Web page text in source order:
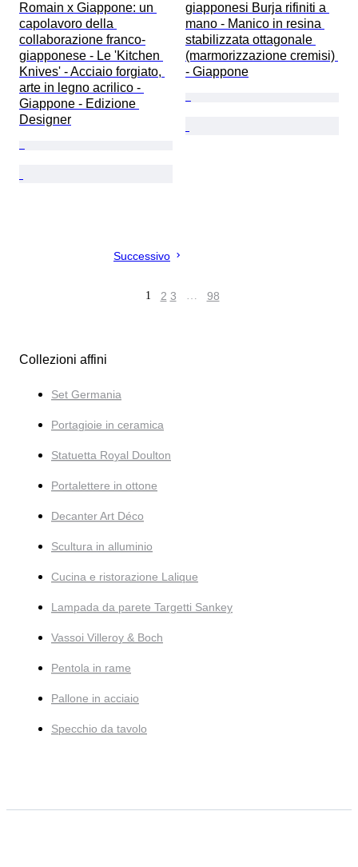
Romain x Giappone: un
capolavoro della
collaborazione franco-
giapponese - Le 'Kitchen
Knives' - Acciaio forgiato,
arte in legno acrilico -
Giappone - Edizione
Designer
giapponesi Burja rifiniti a
mano - Manico in resina
stabilizzata ottagonale
(marmorizzazione cremisi)
- Giappone
Successivo
1 2 3 … 98
Collezioni affini
Set Germania
Portagioie in ceramica
Statuetta Royal Doulton
Portalettere in ottone
Decanter Art Déco
Scultura in alluminio
Cucina e ristorazione Lalique
Lampada da parete Targetti Sankey
Vassoi Villeroy & Boch
Pentola in rame
Pallone in acciaio
Specchio da tavolo